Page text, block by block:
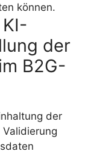
können.
der
B2G-
der